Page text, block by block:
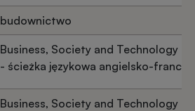
budownictwo
Business, Society and
- ścieżka językowa angielsko-
Business, Society and